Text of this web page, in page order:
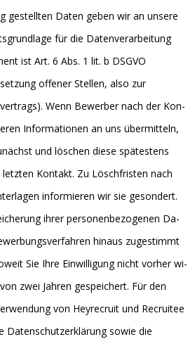
gestellten Daten geben wir an unsere
für die Da­ten­ver­ar­bei­tung
ist Art. 6 Abs. 1 lit. b DS­GVO
offener Stellen, also zur
Wenn Bewerber nach der Kon­
In­for­ma­tio­nen an uns über­mit­teln,
und löschen diese spätes­tens
Kon­takt. Zu Lösch­fris­ten nach
in­for­mie­ren wir sie ge­son­dert.
ih­rer per­so­nen­be­zo­ge­nen Da­
hin­aus zu­ge­stimmt
Sie Ihre Ein­wil­li­gung nicht vor­her wi­
zwei Jah­ren ge­spei­chert. Für den
von Heyrecruit und Recruitee
Datenschutzerklärung sowie die